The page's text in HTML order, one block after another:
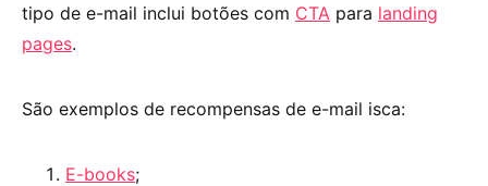
tipo de e-mail inclui botões com CTA para landing
pages.
São exemplos de recompensas de e-mail isca:
E-books;